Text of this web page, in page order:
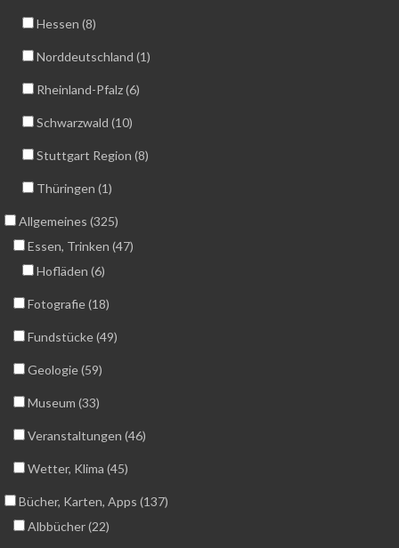
Hessen (8)
Norddeutschland (1)
Rheinland-Pfalz (6)
Schwarzwald (10)
Stuttgart Region (8)
Thüringen (1)
Allgemeines (325)
Essen, Trinken (47)
Hofläden (6)
Fotografie (18)
Fundstücke (49)
Geologie (59)
Museum (33)
Veranstaltungen (46)
Wetter, Klima (45)
Bücher, Karten, Apps (137)
Albbücher (22)